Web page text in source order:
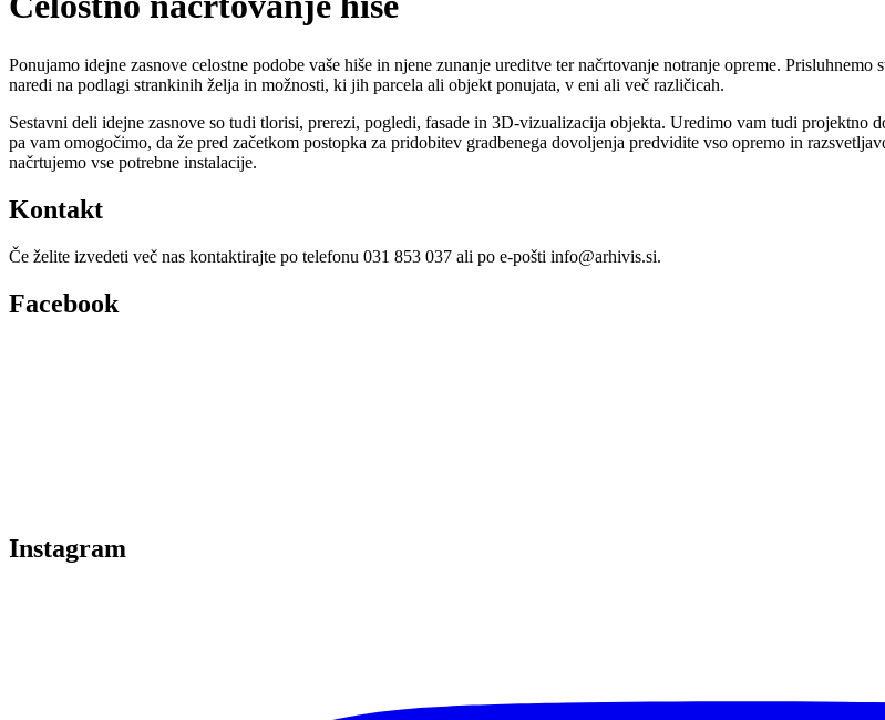
Ponujamo idejne zasnove celostne podobe vaše hiše in njene zunanje ureditve ter načrtovanje notranje opreme.
naredi na podlagi strankinih želja in možnosti, ki jih parcela ali objekt ponujata, v eni ali več različicah.
Sestavni deli idejne zasnove so tudi tlorisi, prerezi, pogledi, fasade in 3D-vizualizacija objekta. Uredimo vam tudi projektno
pa vam omogočimo, da že pred začetkom postopka za pridobitev gradbenega dovoljenja predvidite vso opremo in
načrtujemo vse potrebne instalacije.
Kontakt
Če želite izvedeti več nas kontaktirajte po telefonu 031 853 037 ali po e-pošti info@arhivis.si.
Facebook
Instagram